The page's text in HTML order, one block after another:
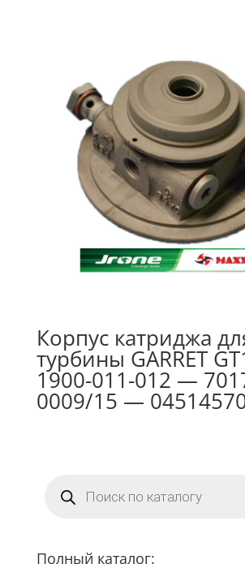
Корпус катриджа
турбины GARRET
1900-011-012 —
0009/15 —
товаров
Полный каталог: